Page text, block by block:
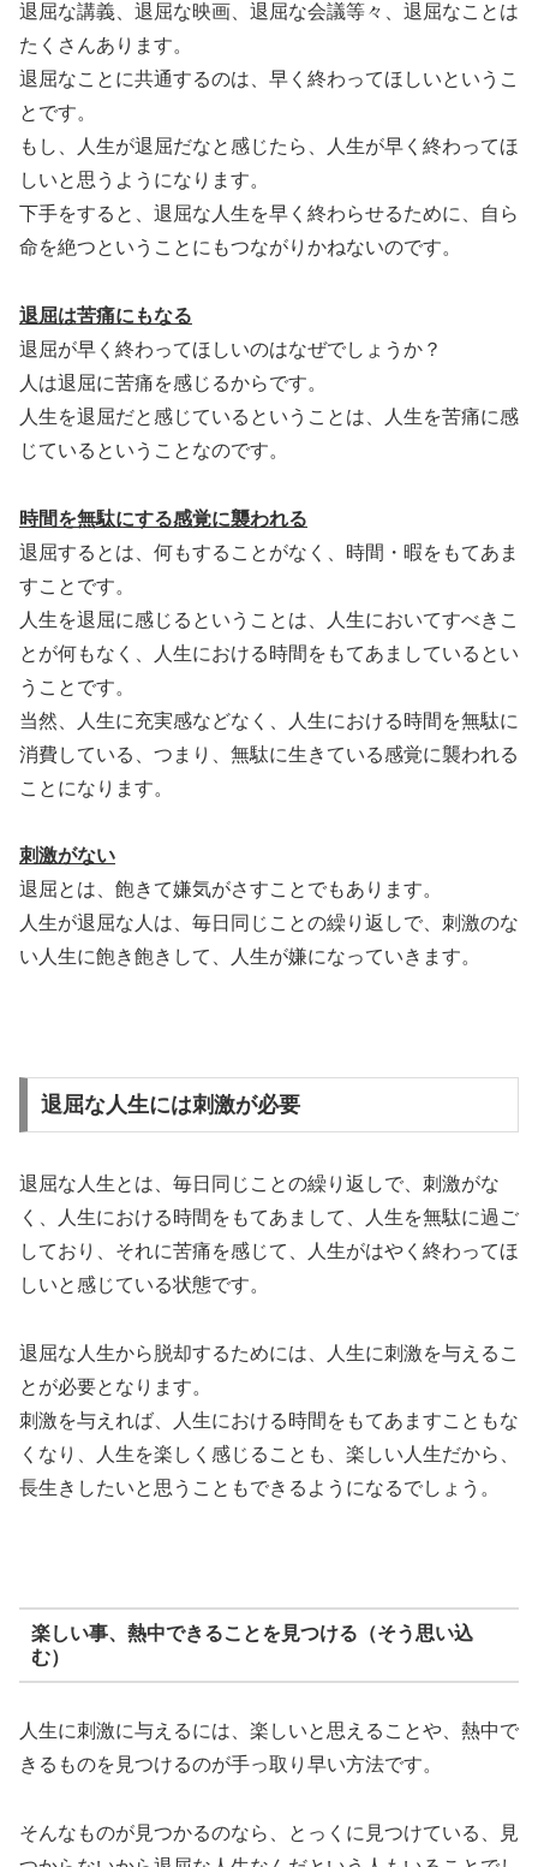
退屈な講義、退屈な映画、退屈な会議等々、退屈なことは
たくさんあります。
退屈なことに共通するのは、早く終わってほしいというこ
とです。
もし、人生が退屈だなと感じたら、人生が早く終わってほ
しいと思うようになります。
下手をすると、退屈な人生を早く終わらせるために、自ら
命を絶つということにもつながりかねないのです。
退屈は苦痛にもなる
退屈が早く終わってほしいのはなぜでしょうか？
人は退屈に苦痛を感じるからです。
人生を退屈だと感じているということは、人生を苦痛に感
じているということなのです。
時間を無駄にする感覚に襲われる
退屈するとは、何もすることがなく、時間・暇をもてあま
すことです。
人生を退屈に感じるということは、人生においてすべきこ
とが何もなく、人生における時間をもてあましているとい
うことです。
当然、人生に充実感などなく、人生における時間を無駄に
消費している、つまり、無駄に生きている感覚に襲われる
ことになります。
刺激がない
退屈とは、飽きて嫌気がさすことでもあります。
人生が退屈な人は、毎日同じことの繰り返しで、刺激のな
い人生に飽き飽きして、人生が嫌になっていきます。
退屈な人生には刺激が必要
退屈な人生とは、毎日同じことの繰り返しで、刺激がな
く、人生における時間をもてあまして、人生を無駄に過ご
しており、それに苦痛を感じて、人生がはやく終わってほ
しいと感じている状態です。
退屈な人生から脱却するためには、人生に刺激を与えるこ
とが必要となります。
刺激を与えれば、人生における時間をもてあますこともな
くなり、人生を楽しく感じることも、楽しい人生だから、
長生きしたいと思うこともできるようになるでしょう。
楽しい事、熱中できることを見つける（そう思い込
む）
人生に刺激に与えるには、楽しいと思えることや、熱中で
きるものを見つけるのが手っ取り早い方法です。
そんなものが見つかるのなら、とっくに見つけている、見